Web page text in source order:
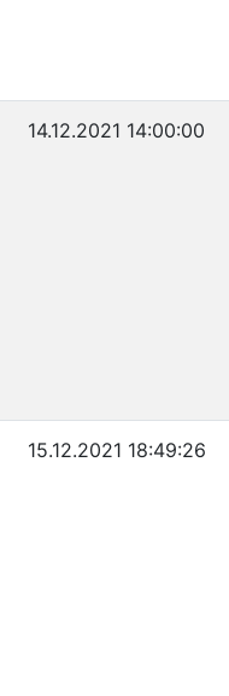
14.12.2021 14:00:00
15.12.2021 18:49:26